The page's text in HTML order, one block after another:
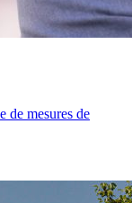
de mesures de